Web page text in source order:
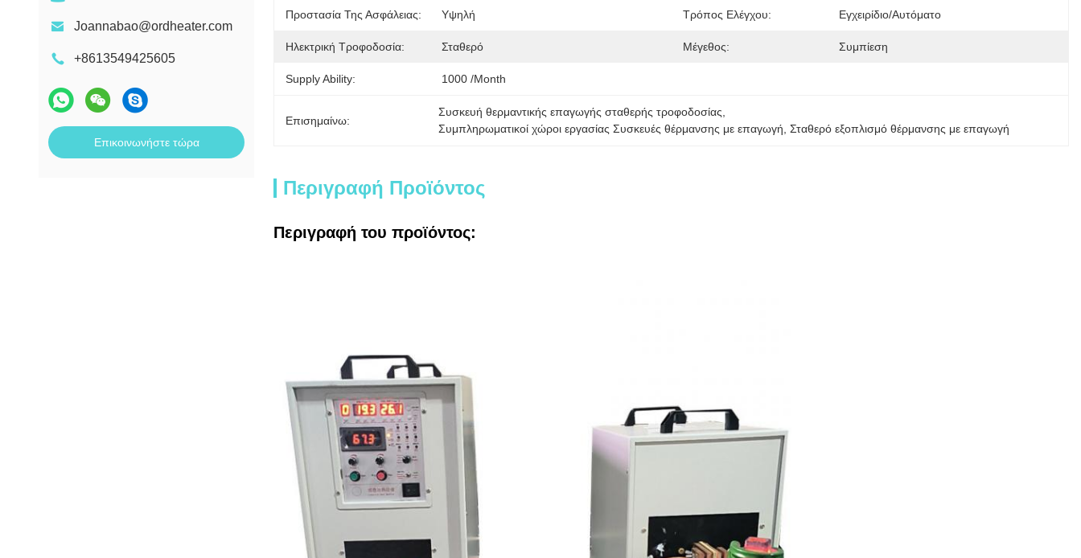
Joannabao@ordheater.com
+8613549425605
Επικοινωνήστε τώρα
Προστασία Της Ασφάλειας: Υψηλή Τρόπος Ελέγχου: Εγχειρίδιο/αυτόματο
Ηλεκτρική Τροφοδοσία: Σταθερό Μέγεθος: Συμπίεση
Supply Ability: 1000 /month
Επισημαίνω:
Συσκευή θερμαντικής επαγωγής σταθερής τροφοδοσίας
Συμπληρωματικοί χώροι εργασίας Συσκευές θέρμανσης με επαγωγή Σταθερό εξοπλισμό θέρμανσης με επαγωγή
Περιγραφή Προϊόντος
Περιγραφή του προϊόντος: